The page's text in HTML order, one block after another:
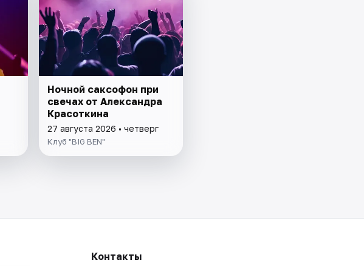
Ночной саксофон при
свечах от Александра
Красоткина
27 августа 2026 • четверг
Клуб "BIG BEN"
Контакты